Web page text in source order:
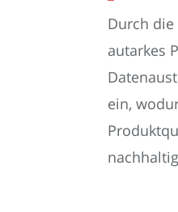
Durch
autarkes
ein,